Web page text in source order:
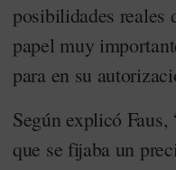
posibilidades reales
papel muy
para en su
Según explicó Faus,
que se fijaba un